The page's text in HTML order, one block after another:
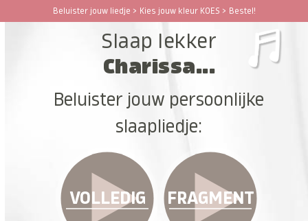
Beluister jouw liedje > Kies jouw kleur KOES > Bestel!
Open
Close
Slaap lekker
Charissa...
Beluister jouw persoonlijke
slaapliedje:
VOLLEDIG FRAGMENT